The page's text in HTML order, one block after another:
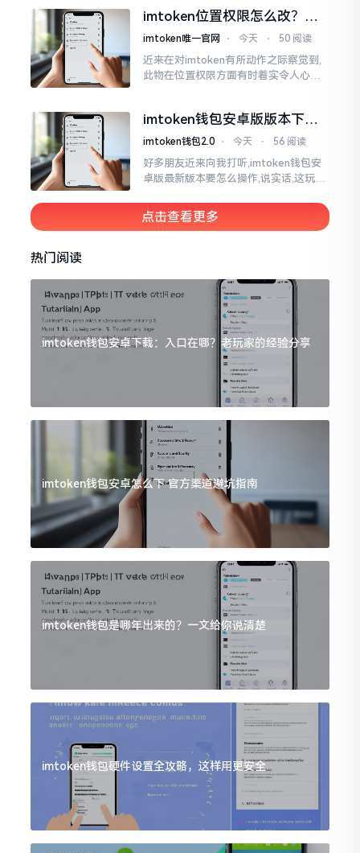
imtoken位置权限怎么改？手
把手教你搞定
imtoken唯一官网 ⋅ 今天 ⋅ 50 阅读
近来在对imtoken有所动作之际察觉到,
此物在位置权限方面有时着实令人心生
的模样
imtoken钱包安卓版版本下载
安装教程
imtoken钱包2.0 ⋅ 今天 ⋅ 56 阅读
好多朋友近来向我打听,imtoken钱包安
卓版最新版本要怎么操作,说实话,这玩意
都快两年了,从1.8版本一直跟到现在的2.
0版本
点击查看更多
热门阅读
imtoken钱包安卓下载：入口在哪？老玩家的经验分享
imtoken钱包安卓怎么下 官方渠道避坑指南
imtoken钱包是哪年出来的？一文给你说清楚
imtoken钱包硬件设置全攻略，这样用更安全